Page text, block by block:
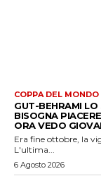
COPPA DEL MONDO
GUT-BEHRAMI LO
BISOGNA
ORA VEDO
Era fine ottobre, la
L'ultima...
6 Agosto 2026